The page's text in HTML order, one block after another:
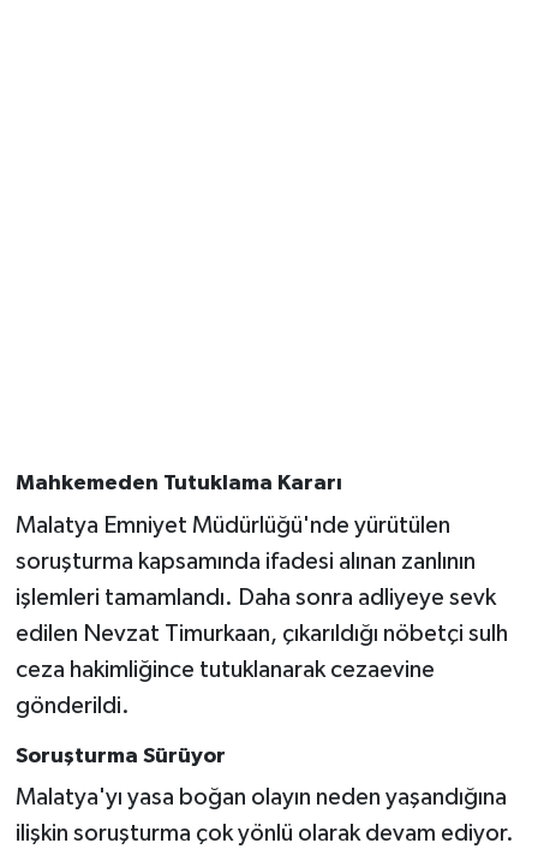
Mahkemeden Tutuklama Kararı
Malatya Emniyet Müdürlüğü'nde yürütülen
soruşturma kapsamında ifadesi alınan zanlının
işlemleri tamamlandı. Daha sonra adliyeye sevk
edilen Nevzat Timurkaan, çıkarıldığı nöbetçi sulh
ceza hakimliğince tutuklanarak cezaevine
gönderildi.
Soruşturma Sürüyor
Malatya'yı yasa boğan olayın neden yaşandığına
ilişkin soruşturma çok yönlü olarak devam ediyor.